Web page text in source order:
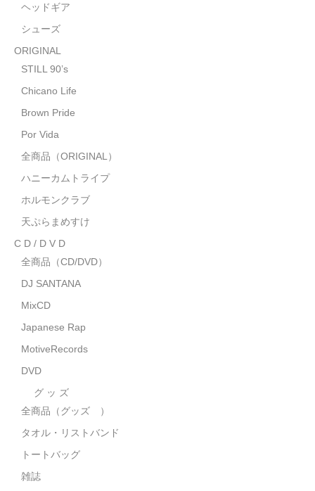
ホルモンクラブ
C D / D V D
全商品（CD/DVD）
MixCD
Japanese Rap
MotiveRecords
DVD
全商品（グッズ ）
タオル・リストバンド
雑誌
全商品
ヘッドギア
シューズ
ORIGINAL
STILL 90’s
Chicano Life
Brown Pride
Por Vida
全商品（ORIGINAL）
ハニーカムトライプ
ホルモンクラブ
天ぷらまめすけ
C D / D V D
全商品（CD/DVD）
DJ SANTANA
MixCD
Japanese Rap
MotiveRecords
DVD
グ ッ ズ
全商品（グッズ ）
タオル・リストバンド
トートバッグ
雑誌